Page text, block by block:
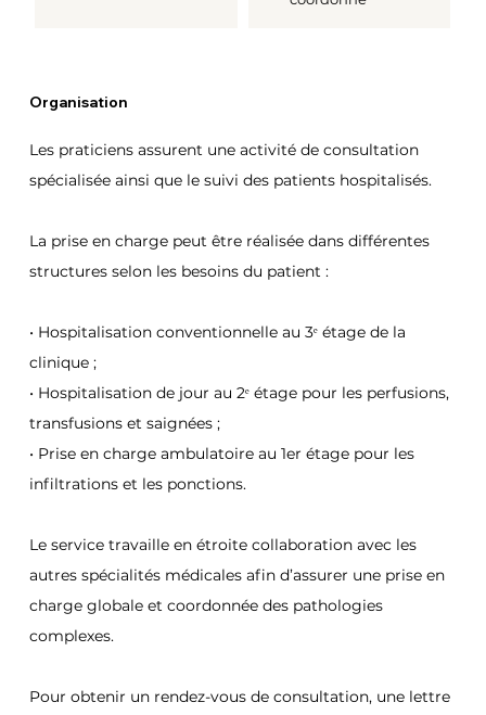
Organisation
Les praticiens assurent une activité de consultation
spécialisée ainsi que le suivi des patients hospitalisés.
La prise en charge peut être réalisée dans différentes
structures selon les besoins du patient :
• Hospitalisation conventionnelle au 3ᵉ étage de la
clinique ;
• Hospitalisation de jour au 2ᵉ étage pour les perfusions,
transfusions et saignées ;
• Prise en charge ambulatoire au 1er étage pour les
infiltrations et les ponctions.
Le service travaille en étroite collaboration avec les
autres spécialités médicales afin d’assurer une prise en
charge globale et coordonnée des pathologies
complexes.
Pour obtenir un rendez-vous de consultation, une lettre